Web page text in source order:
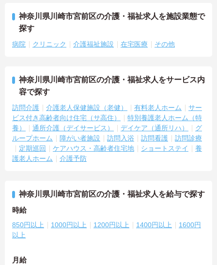
神奈川県川崎市宮前区の介護・福祉求人を施設業態で
探す
病院 クリニック 介護福祉施設 在宅医療 その他
神奈川県川崎市宮前区の介護・福祉求人をサービス内
容で探す
訪問介護 介護老人保健施設（老健） 有料老人ホーム
サー
ビス付き高齢者向け住宅（サ高住）
特別養護老人ホーム（特
養）
通所介護（デイサービス） デイケア（通所リハ）
グ
ループホーム
障がい者施設 訪問入浴 訪問看護
訪問診療
定期巡回
ケアハウス・高齢者住宅地 ショートステイ
養
護老人ホーム
介護予防
神奈川県川崎市宮前区の介護・福祉求人を給与で探す
時給
850円以上 1000円以上 1200円以上 1400円以上
1600円
以上
月給